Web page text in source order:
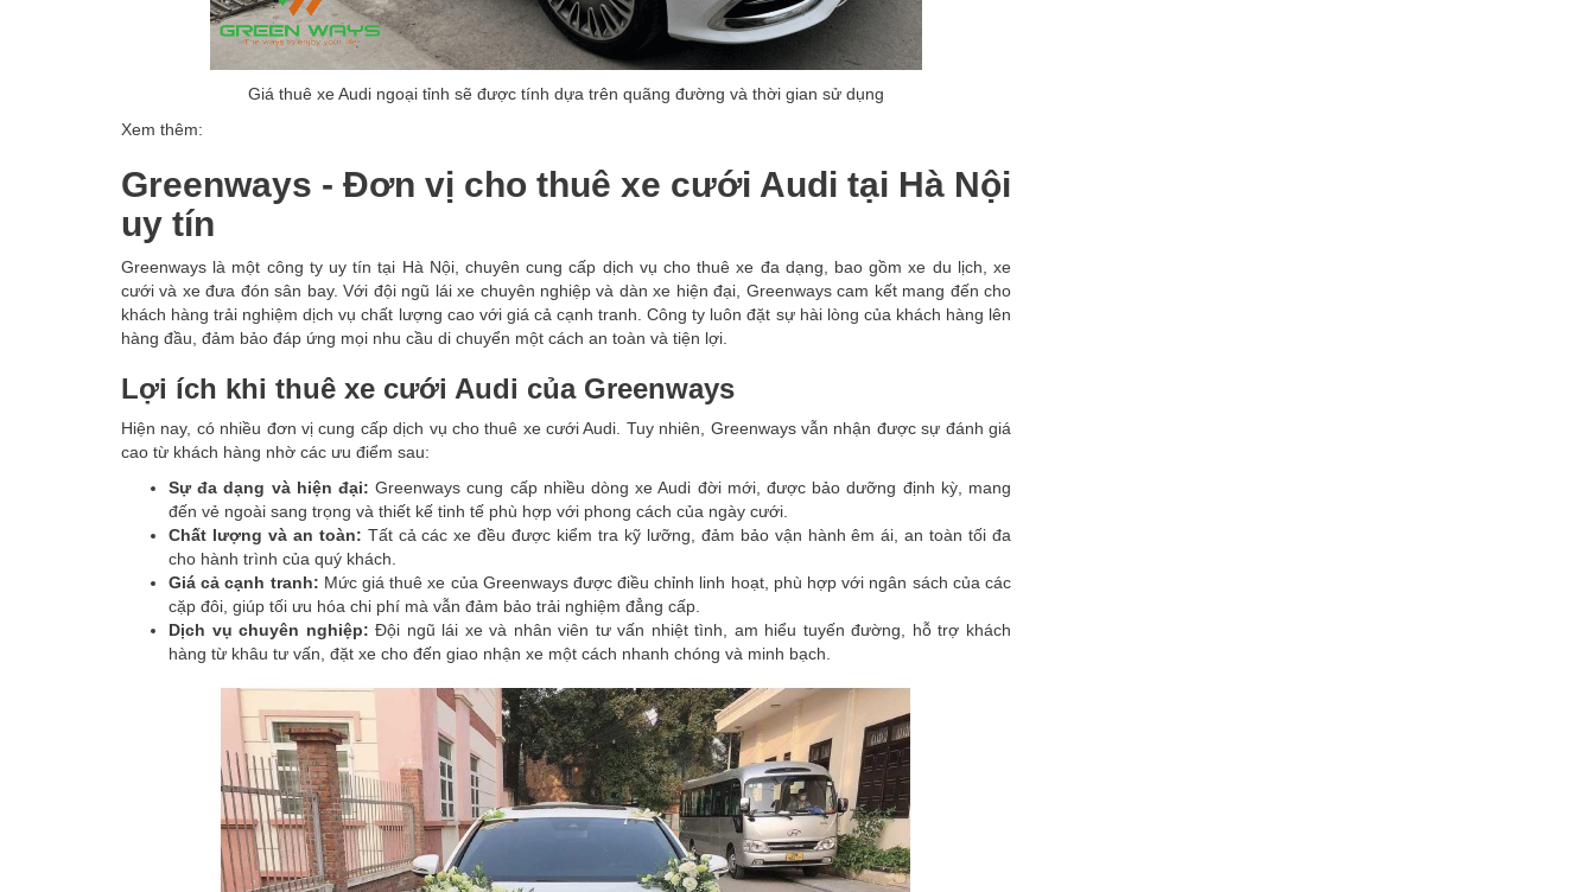
Giá thuê xe Audi ngoại tỉnh sẽ được tính dựa trên quãng đường và thời gian sử dụng
Xem thêm:
Greenways - Đơn vị cho thuê xe cưới Audi tại Hà Nội
uy tín
Greenways là một công ty uy tín tại Hà Nội, chuyên cung cấp dịch vụ cho thuê xe đa dạng, bao gồm xe du lịch, xe
cưới và xe đưa đón sân bay. Với đội ngũ lái xe chuyên nghiệp và dàn xe hiện đại, Greenways cam kết mang đến cho
khách hàng trải nghiệm dịch vụ chất lượng cao với giá cả cạnh tranh. Công ty luôn đặt sự hài lòng của khách hàng lên
hàng đầu, đảm bảo đáp ứng mọi nhu cầu di chuyển một cách an toàn và tiện lợi.
Lợi ích khi thuê xe cưới Audi của Greenways
Hiện nay, có nhiều đơn vị cung cấp dịch vụ cho thuê xe cưới Audi. Tuy nhiên, Greenways vẫn nhận được sự đánh giá
cao từ khách hàng nhờ các ưu điểm sau:
Sự đa dạng và hiện đại: Greenways cung cấp nhiều dòng xe Audi đời mới, được bảo dưỡng định kỳ, mang
đến vẻ ngoài sang trọng và thiết kế tinh tế phù hợp với phong cách của ngày cưới.
Chất lượng và an toàn: Tất cả các xe đều được kiểm tra kỹ lưỡng, đảm bảo vận hành êm ái, an toàn tối đa
cho hành trình của quý khách.
Giá cả cạnh tranh: Mức giá thuê xe của Greenways được điều chỉnh linh hoạt, phù hợp với ngân sách của các
cặp đôi, giúp tối ưu hóa chi phí mà vẫn đảm bảo trải nghiệm đẳng cấp.
Dịch vụ chuyên nghiệp: Đội ngũ lái xe và nhân viên tư vấn nhiệt tình, am hiểu tuyến đường, hỗ trợ khách
hàng từ khâu tư vấn, đặt xe cho đến giao nhận xe một cách nhanh chóng và minh bạch.